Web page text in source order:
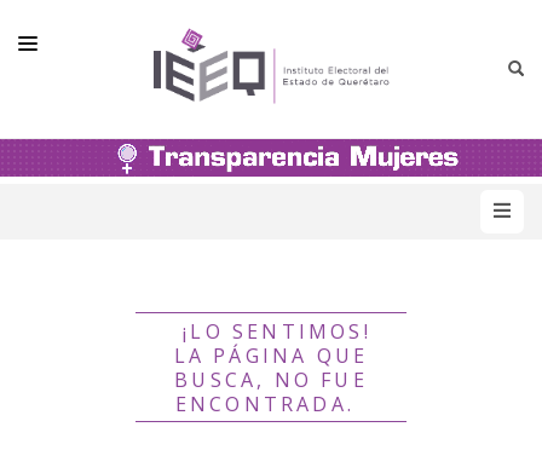
PRESENTACIÓN
ACTIVIDADES Y CAPACITACIÓN
¡LO SENTIMOS!
LA PÁGINA QUE
BUSCA, NO FUE
ENCONTRADA.